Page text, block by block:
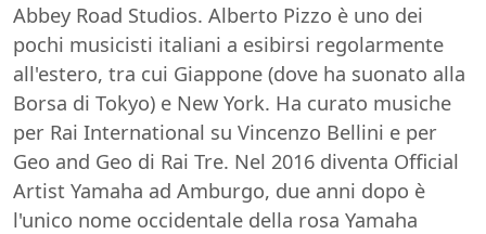
Abbey Road Studios. Alberto Pizzo è uno dei
pochi musicisti italiani a esibirsi regolarmente
all'estero, tra cui Giappone (dove ha suonato alla
Borsa di Tokyo) e New York. Ha curato musiche
per Rai International su Vincenzo Bellini e per
Geo and Geo di Rai Tre. Nel 2016 diventa Official
Artist Yamaha ad Amburgo, due anni dopo è
l'unico nome occidentale della rosa Yamaha